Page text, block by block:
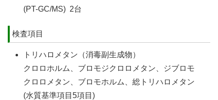
(PT-GC/MS) 2台
検査項目
トリハロメタン（消毒副生成物）
クロロホルム、ブロモジクロロメタン、ジブロモ
クロロメタン、ブロモホルム、総トリハロメタン
(水質基準項目5項目)